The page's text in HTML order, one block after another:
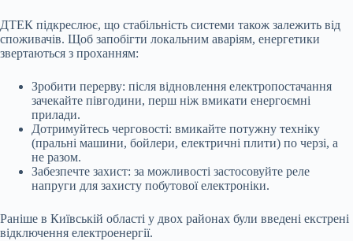
ДТЕК підкреслює, що стабільність системи також залежить від
споживачів. Щоб запобігти локальним аваріям, енергетики
звертаються з проханням:
Зробити перерву: після відновлення електропостачання
зачекайте півгодини, перш ніж вмикати енергоємні
прилади.
Дотримуйтесь черговості: вмикайте потужну техніку
(пральні машини, бойлери, електричні плити) по черзі, а
не разом.
Забезпечте захист: за можливості застосовуйте реле
напруги для захисту побутової електроніки.
Раніше в Київській області у двох районах були введені екстрені
відключення електроенергії.